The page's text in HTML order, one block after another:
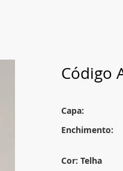
Código
Capa:
Enchimento:
Cor: Telha